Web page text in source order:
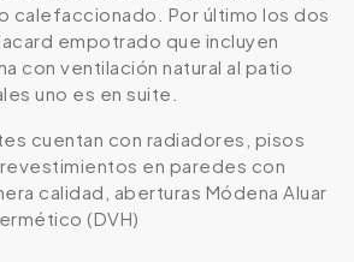
calefaccionado. Por último los dos
empotrado que incluyen
con ventilación natural al patio
uno es en suite.
cuentan con radiadores, pisos
en paredes con
calidad, aberturas Módena Aluar
(DVH)